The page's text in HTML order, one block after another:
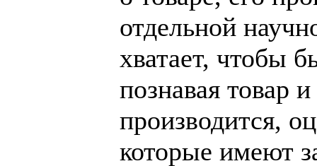
отдельной
хватает, чтобы
познавая товар
производится,
которые имеют